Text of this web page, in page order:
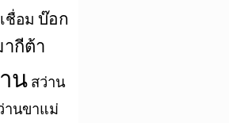
ชื่อม บ๊อก
ากีต้า
น สว่าน
านขาแม่